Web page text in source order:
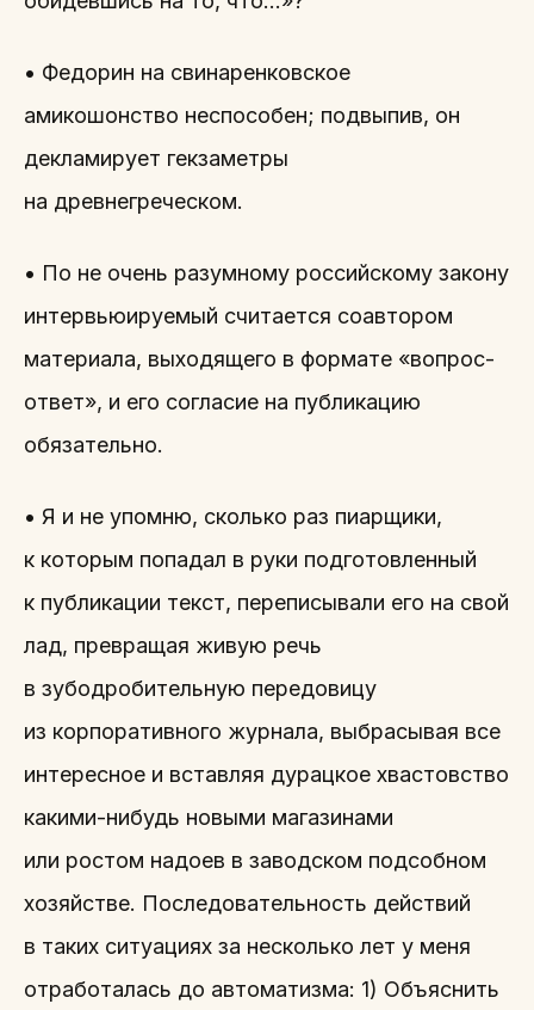
• Федорин на свинаренковское
амикошонство неспособен; подвыпив, он
декламирует гекзаметры
на древнегреческом.
• По не очень разумному российскому закону
интервьюируемый считается соавтором
материала, выходящего в формате «вопрос-
ответ», и его согласие на публикацию
обязательно.
• Я и не упомню, сколько раз пиарщики,
к которым попадал в руки подготовленный
к публикации текст, переписывали его на свой
лад, превращая живую речь
в зубодробительную передовицу
из корпоративного журнала, выбрасывая все
интересное и вставляя дурацкое хвастовство
какими-нибудь новыми магазинами
или ростом надоев в заводском подсобном
хозяйстве. Последовательность действий
в таких ситуациях за несколько лет у меня
отработалась до автоматизма: 1) Объяснить